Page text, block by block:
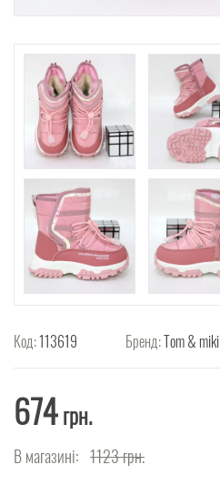
Код:113619 Бренд:Tom & miki
674грн.
В магазині: 1123грн.